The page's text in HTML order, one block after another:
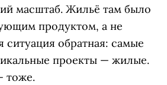
масштаб. Жильё там было
продуктом, а не
ситуация обратная: самые
проекты — жилые.
тоже.